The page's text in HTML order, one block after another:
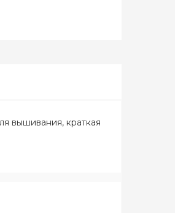
вышивания, краткая